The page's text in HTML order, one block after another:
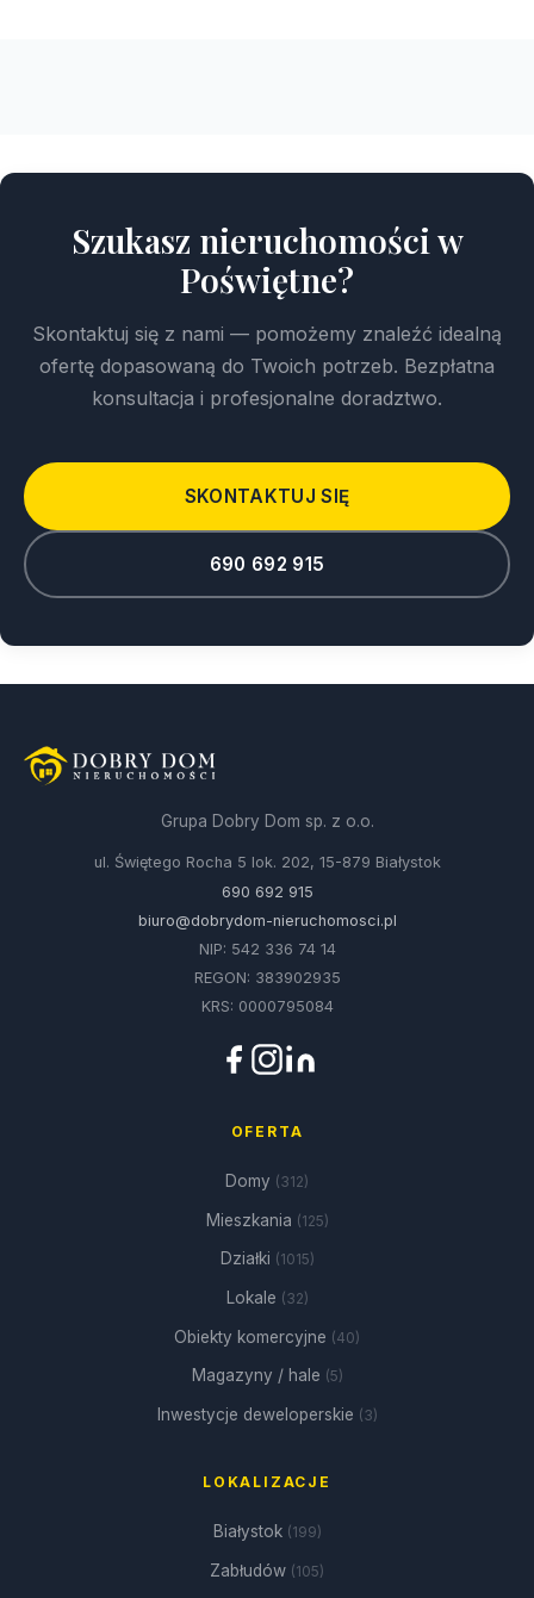
Szukasz nieruchomości w
Poświętne?
Skontaktuj się z nami — pomożemy znaleźć idealną
ofertę dopasowaną do Twoich potrzeb. Bezpłatna
konsultacja i profesjonalne doradztwo.
SKONTAKTUJ SIĘ
690 692 915
Grupa Dobry Dom sp. z o.o.
ul. Świętego Rocha 5 lok. 202, 15-879 Białystok
690 692 915
biuro@dobrydom-nieruchomosci.pl
NIP: 542 336 74 14
REGON: 383902935
KRS: 0000795084
OFERTA
Domy (312)
Mieszkania (125)
Działki (1015)
Lokale (32)
Obiekty komercyjne (40)
Magazyny / hale (5)
Inwestycje deweloperskie (3)
LOKALIZACJE
Białystok (199)
Zabłudów (105)